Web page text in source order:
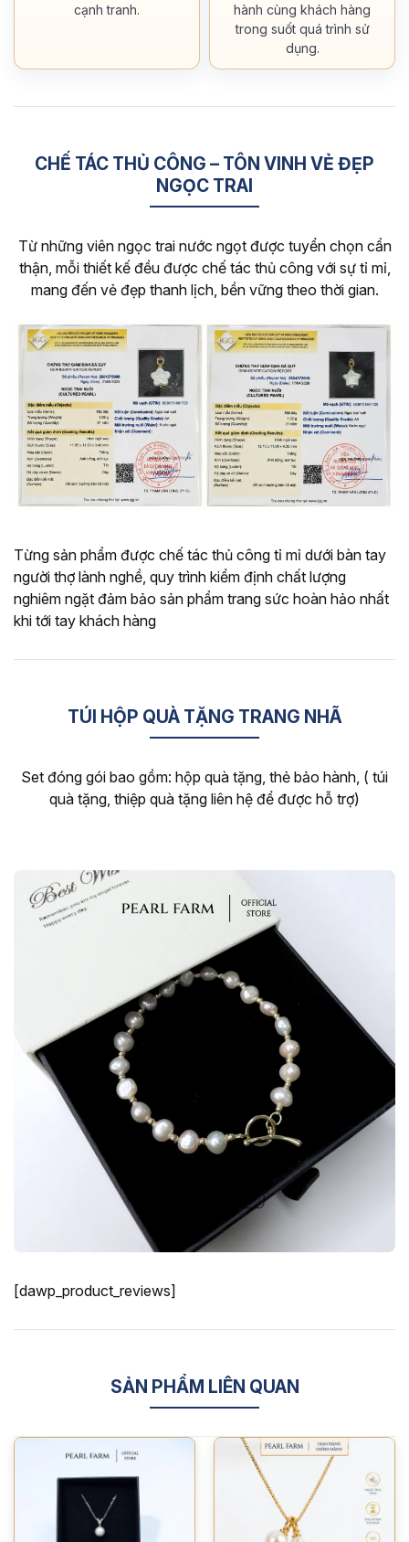
cạnh tranh.
hành cùng khách hàng
trong suốt quá trình sử
dụng.
CHẾ TÁC THỦ CÔNG – TÔN VINH VẺ ĐẸP
NGỌC TRAI
Từ những viên ngọc trai nước ngọt được tuyển chọn cẩn
thận, mỗi thiết kế đều được chế tác thủ công với sự tỉ mỉ,
mang đến vẻ đẹp thanh lịch, bền vững theo thời gian.
Từng sản phẩm được chế tác thủ công tỉ mỉ dưới bàn tay
người thợ lành nghề, quy trình kiểm định chất lượng
nghiêm ngặt đảm bảo sản phẩm trang sức hoàn hảo nhất
khi tới tay khách hàng
TÚI HỘP QUÀ TẶNG TRANG NHÃ
Set đóng gói bao gồm: hộp quà tặng, thẻ bảo hành, ( túi
quà tặng, thiệp quà tặng liên hệ để được hỗ trợ)
[dawp_product_reviews]
SẢN PHẨM LIÊN QUAN